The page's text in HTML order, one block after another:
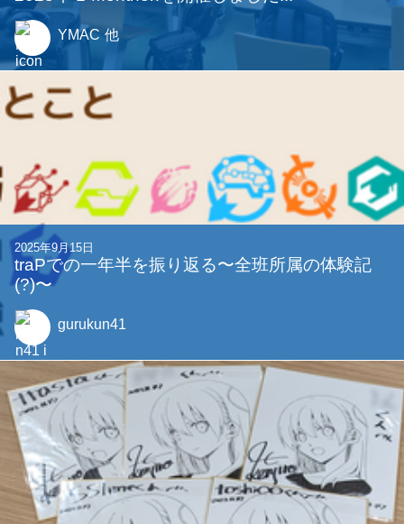
YMAC 他
2025年9月15日
traPでの一年半を振り返る〜全班所属の体験記
(?)〜
gurukun41